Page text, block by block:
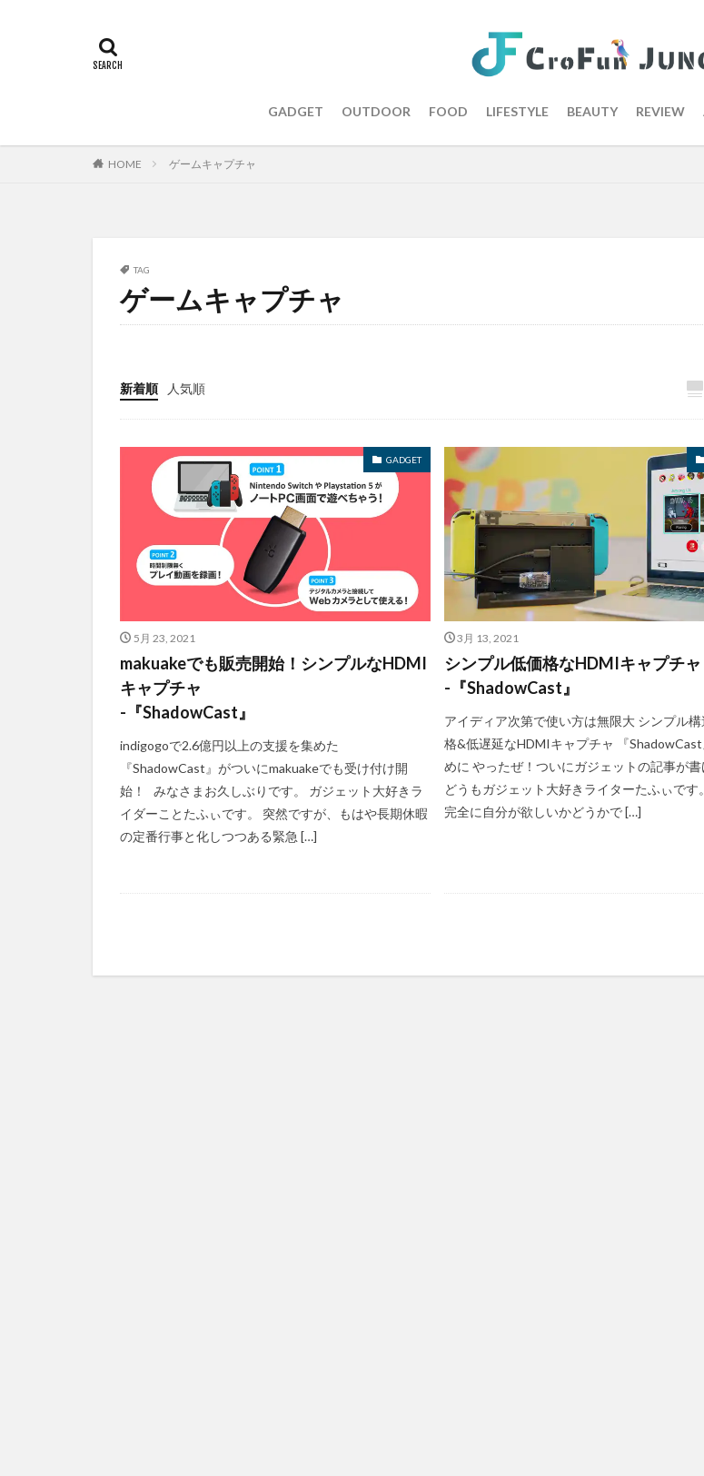
GADGET OUTDOOR FOOD LIFESTYLE BEAUTY REVIEW
HOME ゲームキャプチャ
TAG
ゲームキャプチャ
新着順 人気順
GADGET
5月 23, 2021
makuakeでも販売開始！シンプルなHDMI
キャプチャ
-『ShadowCast』
indigogoで2.6億円以上の支援を集めた
『ShadowCast』がついにmakuakeでも受け付け開
始！ みなさまお久しぶりです。 ガジェット大好きラ
イダーことたふぃです。 突然ですが、もはや長期休暇
の定番行事と化しつつある緊急 […]
3月 13, 2021
シンプル低価格なHDMIキャプチャ
-『ShadowCast』
アイディア次第で使い方は無限大 シンプル
格&低遅延なHDMIキャプチャ 『ShadowCast
めに やったぜ！ついにガジェットの記事が書
どうもガジェット大好きライターたふぃです
完全に自分が欲しいかどうかで […]